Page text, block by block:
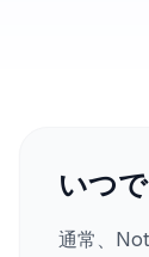
いつ
通常、